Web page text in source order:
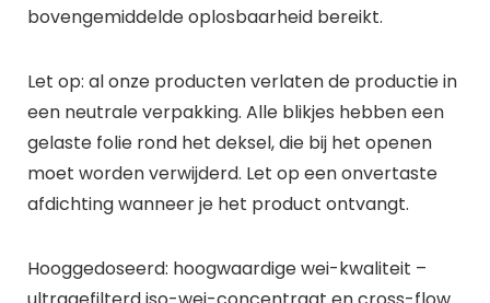
bovengemiddelde oplosbaarheid bereikt.
Let op: al onze producten verlaten de productie in
een neutrale verpakking. Alle blikjes hebben een
gelaste folie rond het deksel, die bij het openen
moet worden verwijderd. Let op een onvertaste
afdichting wanneer je het product ontvangt.
Hooggedoseerd: hoogwaardige wei-kwaliteit –